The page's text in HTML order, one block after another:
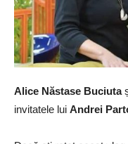
Alice Năstase Buciuta
invitatele lui Andrei